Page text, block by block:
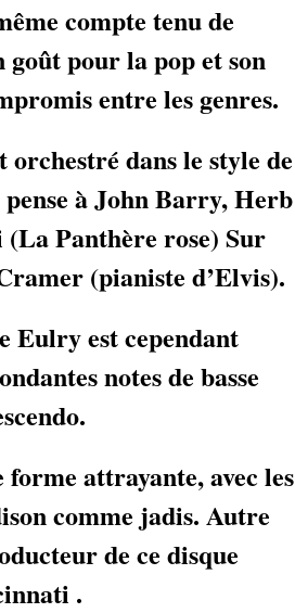
compte tenu de
goût pour la pop et son
entre les genres.
dans le style de
pense à John Barry, Herb
Panthère rose) Sur
(pianiste d’Elvis).
Eulry est cependant
notes de basse
forme attrayante, avec les
comme jadis. Autre
de ce disque
.